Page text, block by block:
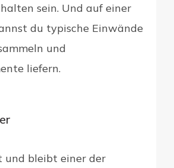
sein. Und auf einer
du typische Einwände
und
liefern.
und bleibt einer der